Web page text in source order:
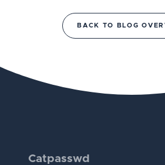
BACK TO BLOG
Catpasswd